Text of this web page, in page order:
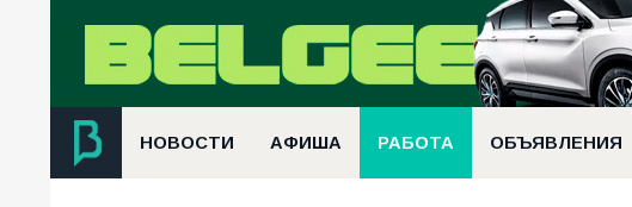
НОВОСТИ АФИША РАБОТА ОБЪЯВЛЕНИЯ